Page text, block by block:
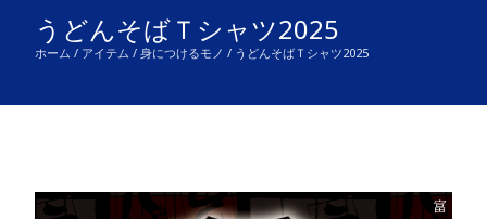
うどんそばＴシャツ2025
ホーム / アイテム / 身につけるモノ / うどんそばＴシャツ2025